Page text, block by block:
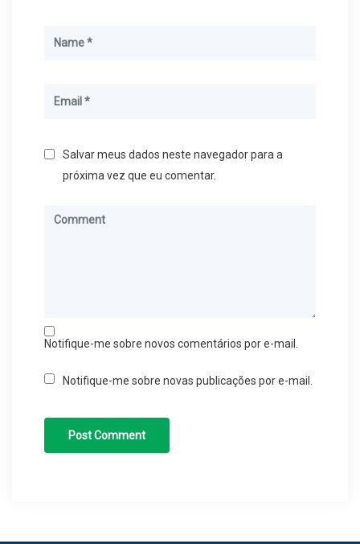
Salvar meus dados neste navegador para a
próxima vez que eu comentar.
Notifique-me sobre novos comentários por e-mail.
Notifique-me sobre novas publicações por e-mail.